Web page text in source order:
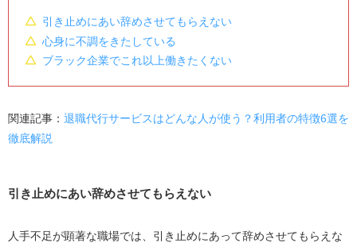
転職に影響する可能性がある
代行費用がかかる
1.利用する業者を決めて申し込む
2.料金を支払う
4.必要書類の提出や貸与品の返却をする
引き止めにあい辞めさせてもらえない
心身に不調をきたしている
ブラック企業でこれ以上働きたくない
関連記事： 退職代行サービスはどんな人が使う？利用者の特徴6選を
徹底解説
引き止めにあい辞めさせてもらえない
人手不足が顕著な職場では、引き止めにあって辞めさせてもらえな